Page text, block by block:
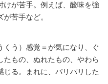
けが苦手。例えば、酸味を強
苦手など。
くう）感覚＝が気になり、ぐ
たもの、ぬれたもの、やわら
る。まれに、パリパリした